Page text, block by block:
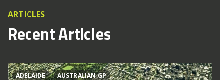
ARTICLES
Recent Articles
ADELAIDE AUSTRALIAN GP